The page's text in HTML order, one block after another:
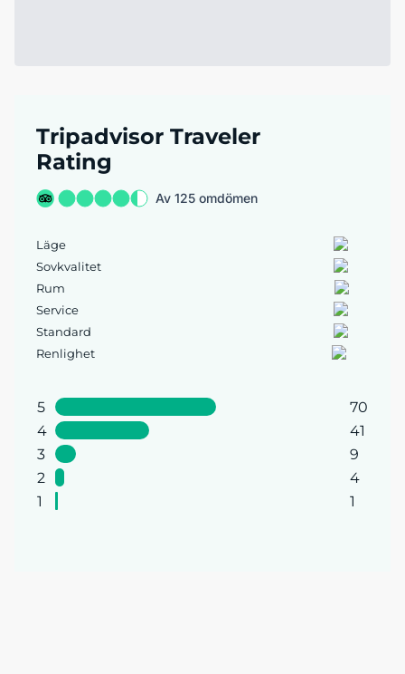
Tripadvisor Traveler
Rating
Av 125 omdömen
Läge
Sovkvalitet
Rum
Service
Standard
Renlighet
5
70
4
41
3
9
2
4
1
1